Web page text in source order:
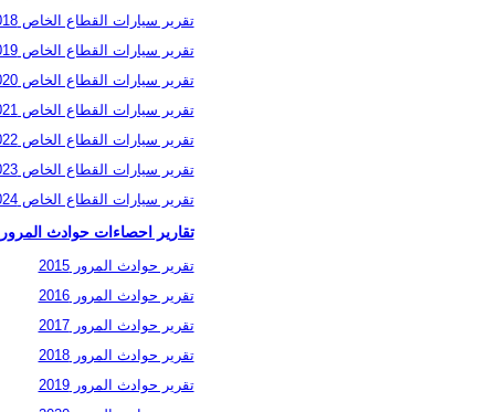
تقرير سيارات القطاع الخاص 2018
تقرير سيارات القطاع الخاص 2019
تقرير سيارات القطاع الخاص 2020
تقرير سيارات القطاع الخاص 2021
تقرير سيارات القطاع الخاص 2022
تقرير سيارات القطاع الخاص 2023
تقرير سيارات القطاع الخاص 2024
تقارير احصاءات حوادث المرور
تقرير حوادث المرور 2015
تقرير حوادث المرور 2016
تقرير حوادث المرور 2017
تقرير حوادث المرور 2018
تقرير حوادث المرور 2019